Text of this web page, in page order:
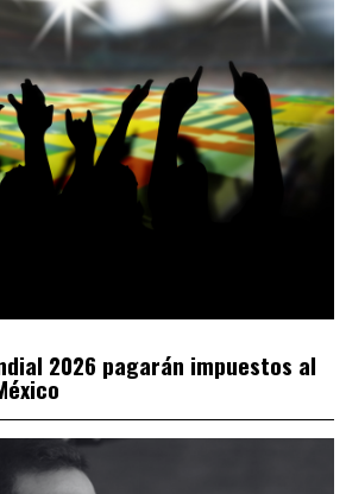
2026 pagarán impuestos al